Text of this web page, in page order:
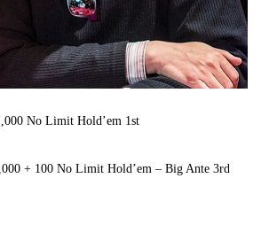
No Limit Hold’em 1st
+ 100 No Limit Hold’em – Big Ante 3rd